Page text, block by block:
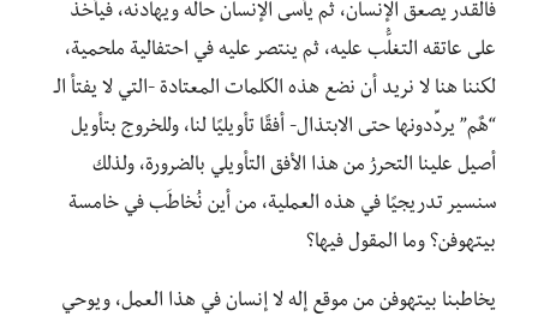
فالقدر يصعق الإنسان، ثم يأسى الإنسان حاله ويهادنه، فيأخذ
على عاتقه التغلُّب عليه، ثم ينتصر عليه في احتفالية ملحمية،
لكننا هنا لا نريد أن نضع هذه الكلمات المعتادة -التي لا يفتأ الـ
“هٌم” يردِّدونها حتى الابتذال- أفقًا تأويليًا لنا، وللخروج بتأويل
أصيل علينا التحررُ من هذا الأفق التأويلي بالضرورة، ولذلك
سنسير تدريجيًا في هذه العملية، من أين نُخاطَب في خامسة
بيتهوفن؟ وما المقول فيها؟
يخاطبنا بيتهوفن من موقع إله لا إنسان في هذا العمل، ويوحي